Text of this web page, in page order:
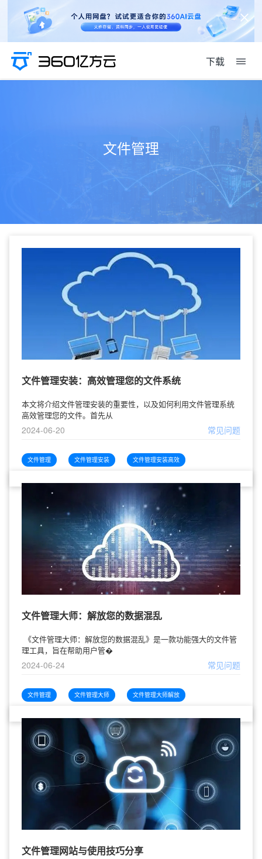
下载
文件管理
文件管理安装：高效管理您的文件系统
本文将介绍文件管理安装的重要性，以及如何利用文件管理系统
高效管理您的文件。首先从
2024-06-20 常见问题
文件管理 文件管理安装 文件管理安装高效
文件管理大师：解放您的数据混乱
《文件管理大师：解放您的数据混乱》是一款功能强大的文件管
理工具，旨在帮助用户管�
2024-06-24 常见问题
文件管理 文件管理大师 文件管理大师解放
文件管理网站与使用技巧分享